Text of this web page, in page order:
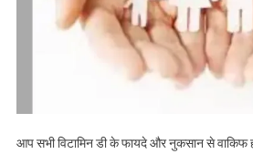
आप सभी विटामिन डी के फायदे और नुकसान से वाकिफ